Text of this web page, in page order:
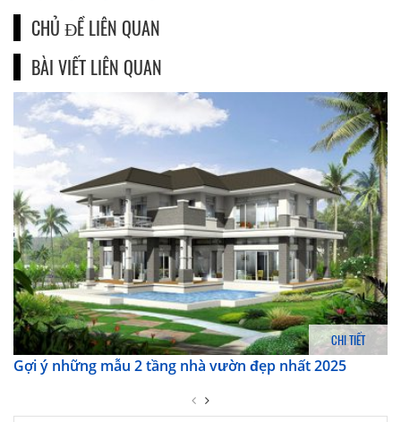
CHỦ ĐỀ LIÊN QUAN
BÀI VIẾT LIÊN QUAN
CHI TIẾT
Gợi ý những mẫu 2 tầng nhà vườn đẹp nhất 2025